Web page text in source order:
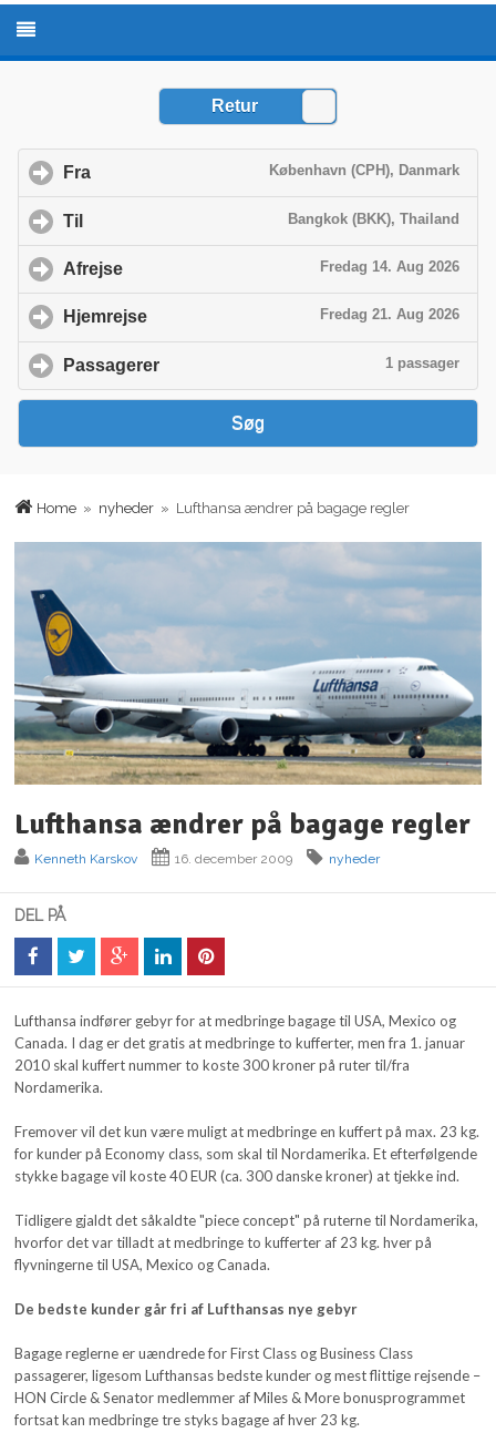
Home » nyheder » Lufthansa ændrer på bagage regler
Lufthansa ændrer på bagage regler
Kenneth Karskov 16. december 2009 nyheder
DEL PÅ
Lufthansa indfører gebyr for at medbringe bagage til USA, Mexico og
Canada. I dag er det gratis at medbringe to kufferter, men fra 1. januar
2010 skal kuffert nummer to koste 300 kroner på ruter til/fra
Nordamerika.
Fremover vil det kun være muligt at medbringe en kuffert på max. 23 kg.
for kunder på Economy class, som skal til Nordamerika. Et efterfølgende
stykke bagage vil koste 40 EUR (ca. 300 danske kroner) at tjekke ind.
Tidligere gjaldt det såkaldte "piece concept" på ruterne til Nordamerika,
hvorfor det var tilladt at medbringe to kufferter af 23 kg. hver på
flyvningerne til USA, Mexico og Canada.
De bedste kunder går fri af Lufthansas nye gebyr
Bagage reglerne er uændrede for First Class og Business Class
passagerer, ligesom Lufthansas bedste kunder og mest flittige rejsende –
HON Circle & Senator medlemmer af Miles & More bonusprogrammet
fortsat kan medbringe tre styks bagage af hver 23 kg.